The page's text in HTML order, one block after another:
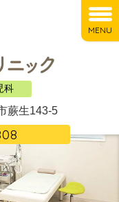
科
蕨生143-5
MENU